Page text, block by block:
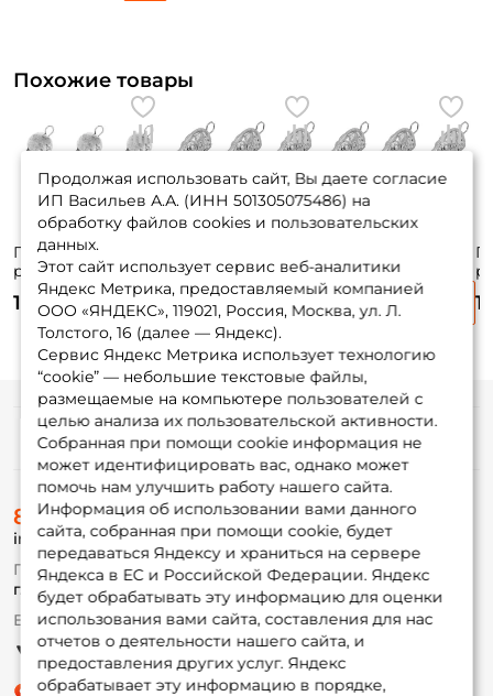
Похожие товары
Груза "чебурашки"
разборные Trigger
Baits "Шар" 32 гр. 5
шт.
140 ₽
разборные Trigger
Baits Pro 28гр. 5шт.
130 ₽
разборные Trigger
Baits Pro 36гр. 5шт.
140 ₽
Продолжая использовать сайт, Вы даете согласие
ИП Васильев А.А. (ИНН 501305075486) на
обработку файлов cookies и пользовательских
данных.
Этот сайт использует сервис веб-аналитики
Яндекс Метрика, предоставляемый компанией
ООО «ЯНДЕКС», 119021, Россия, Москва, ул. Л.
Толстого, 16 (далее — Яндекс).
Сервис Яндекс Метрика использует технологию
“cookie” — небольшие текстовые файлы,
размещаемые на компьютере пользователей с
целью анализа их пользовательской активности.
Собранная при помощи cookie информация не
может идентифицировать вас, однако может
помочь нам улучшить работу нашего сайта.
Информация об использовании вами данного
сайта, собранная при помощи cookie, будет
передаваться Яндексу и храниться на сервере
Яндекса в ЕС и Российской Федерации. Яндекс
будет обрабатывать эту информацию для оценки
использования вами сайта, составления для нас
отчетов о деятельности нашего сайта, и
предоставления других услуг. Яндекс
обрабатывает эту информацию в порядке,
Информация
О магазине
Доставка
Оплата
Fox-bonus
Гуру
Партнерская программа
8 (495) 532-77-88
info@foxfishing.ru
По вопросам с заказом
г. Москва, ул. Плеханова д.7
Ежедневно 10:00 до 20:00